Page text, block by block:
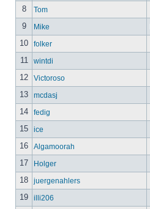
8 Tom
9 Mike
10 folker
11 wintdi
12 Victoroso
13 mcdasj
14 fedig
15 ice
16 Algamoorah
17 Holger
18 juergenahlers
19 illi206